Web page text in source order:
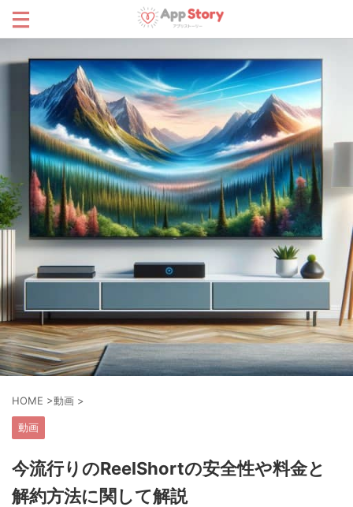
HOME >動画 >
動画
今流行りのReelShortの安全性や料金と
解約方法に関して解説